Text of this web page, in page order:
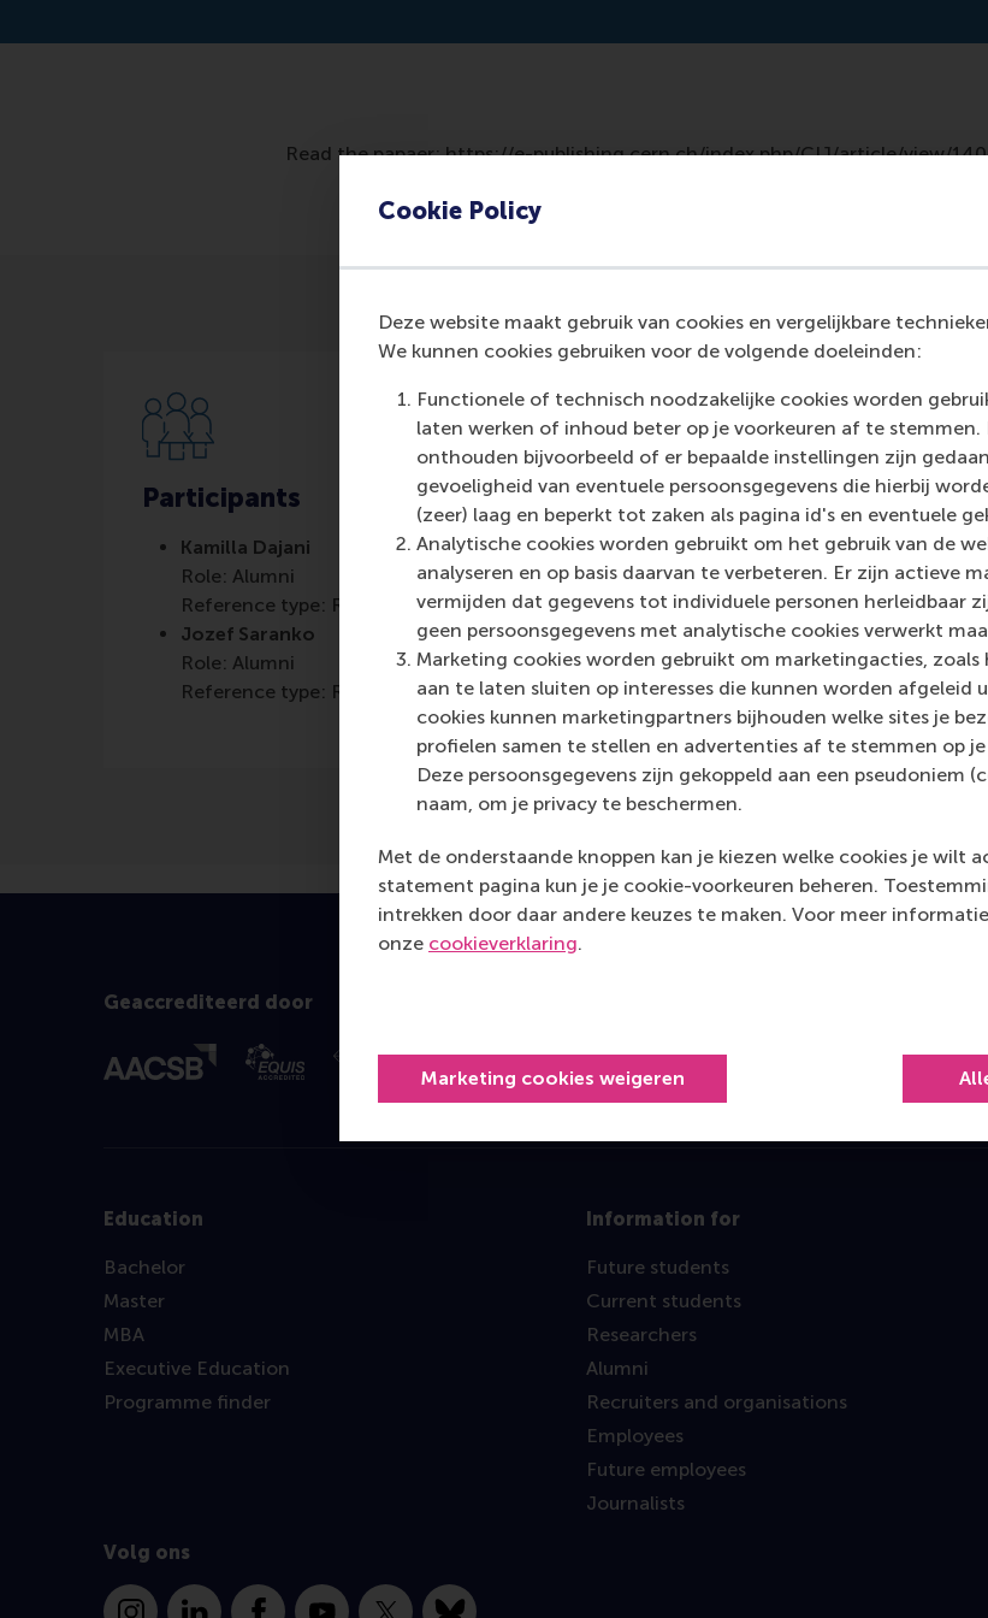
Cookie Policy
Deze website maakt gebruik van cookies en vergelijkbare
We kunnen cookies gebruiken voor de volgende doeleinden:
Functionele of technisch noodzakelijke cookies worden
laten werken of inhoud beter op je voorkeuren af te stemmen.
onthouden bijvoorbeeld of er bepaalde instellingen zijn
gevoeligheid van eventuele persoonsgegevens die hierbij
(zeer) laag en beperkt tot zaken als pagina id's en eventuele
Analytische cookies worden gebruikt om het gebruik van de
analyseren en op basis daarvan te verbeteren. Er zijn actieve
vermijden dat gegevens tot individuele personen herleidbaar
geen persoonsgegevens met analytische cookies verwerkt
Marketing cookies worden gebruikt om marketingacties,
aan te laten sluiten op interesses die kunnen worden afgeleid
cookies kunnen marketingpartners bijhouden welke sites je
profielen samen te stellen en advertenties af te stemmen op
Deze persoonsgegevens zijn gekoppeld aan een pseudoniem
naam, om je privacy te beschermen.
Met de onderstaande knoppen kan je kiezen welke cookies je wilt
statement pagina kun je je cookie-voorkeuren beheren.
intrekken door daar andere keuzes te maken. Voor meer
onze cookieverklaring.
Marketing cookies weigeren
Read the papaer: https://e-publishing.cern.ch/index.php/CIJ/article/view/
Participants
Kamilla Dajani
Role: Alumni
Reference type: Referenced
Jozef Saranko
Role: Alumni
Reference type: Referenced
Media
CERN
(Online)
Geaccrediteerd door
Education
Bachelor
Master
MBA
Executive Education
Programme finder
Information for
Future students
Current students
Researchers
Alumni
Recruiters and organisations
Employees
Future employees
Journalists
Volg ons